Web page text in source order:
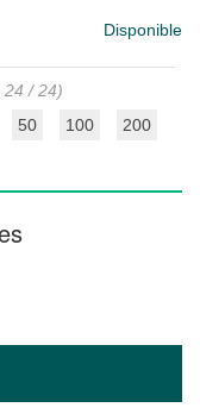
Disponible
24 / 24)
50 100 200